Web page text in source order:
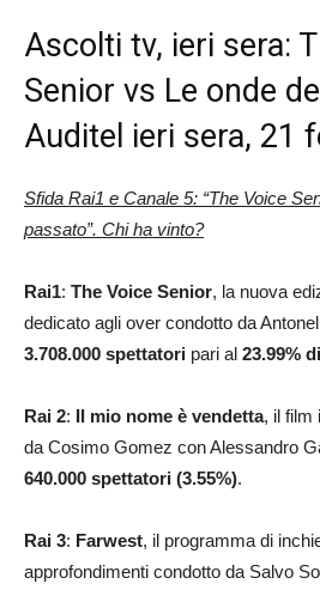
Ascolti tv, ieri sera:
Senior vs Le onde
Auditel ieri sera, 21
Sfida Rai1 e Canale 5: “The Voice
passato”. Chi ha vinto?
Rai1: The Voice Senior, la nuova
dedicato agli over condotto da
3.708.000 spettatori pari al 23.99%
Rai 2: Il mio nome è vendetta, il film
da Cosimo Gomez con Alessandro
640.000 spettatori (3.55%).
Rai 3: Farwest, il programma di
approfondimenti condotto da Salvo